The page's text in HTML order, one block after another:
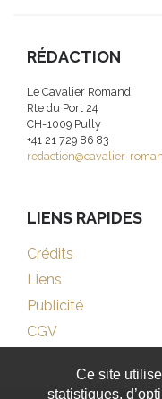
RÉDACTION
Le Cavalier Romand
Rte du Port 24
CH-1009 Pully
+41 21 729 86 83
redaction@cavalier-
LIENS RAPIDES
Crédits
Liens
Publicité
CGV
Ce site
statistiques,